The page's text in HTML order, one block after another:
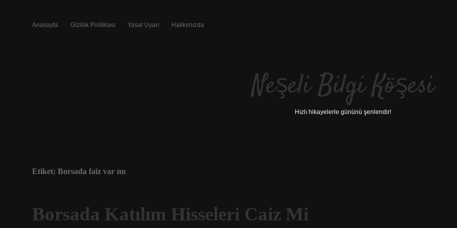
Anasayfa Gizlilik Politikası Yasal Uyarı Hakkımızda
Neşeli Bilgi Köşesi
Hızlı hikayelerle gününü şenlendir!
Etiket: Borsada faiz var mı
Borsada Katılım Hisseleri Caiz Mi